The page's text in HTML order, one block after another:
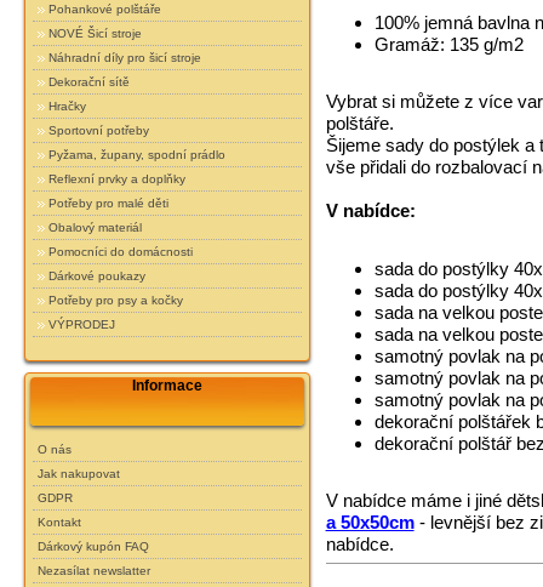
Pohankové polštáře
NOVÉ Šicí stroje
Náhradní díly pro šicí stroje
Dekorační sítě
Hračky
Sportovní potřeby
Pyžama, župany, spodní prádlo
Reflexní prvky a doplňky
Potřeby pro malé děti
Obalový materiál
Pomocníci do domácnosti
Dárkové poukazy
Potřeby pro psy a kočky
VÝPRODEJ
Informace
O nás
Jak nakupovat
GDPR
Kontakt
Dárkový kupón FAQ
Nezasílat newslatter
100% jemná bavlna
Gramáž: 135 g/m2
Vybrat si můžete z více
polštáře.
Šijeme sady do postýlek a
vše přidali do rozbalovací
V nabídce:
sada do postýlky
sada do postýlky
sada na velkou
sada na velkou
samotný povlak na
samotný povlak na
samotný povlak na
dekorační polštářek
dekorační polštář
V nabídce máme i jiné
a 50x50cm- levnější bez
nabídce.